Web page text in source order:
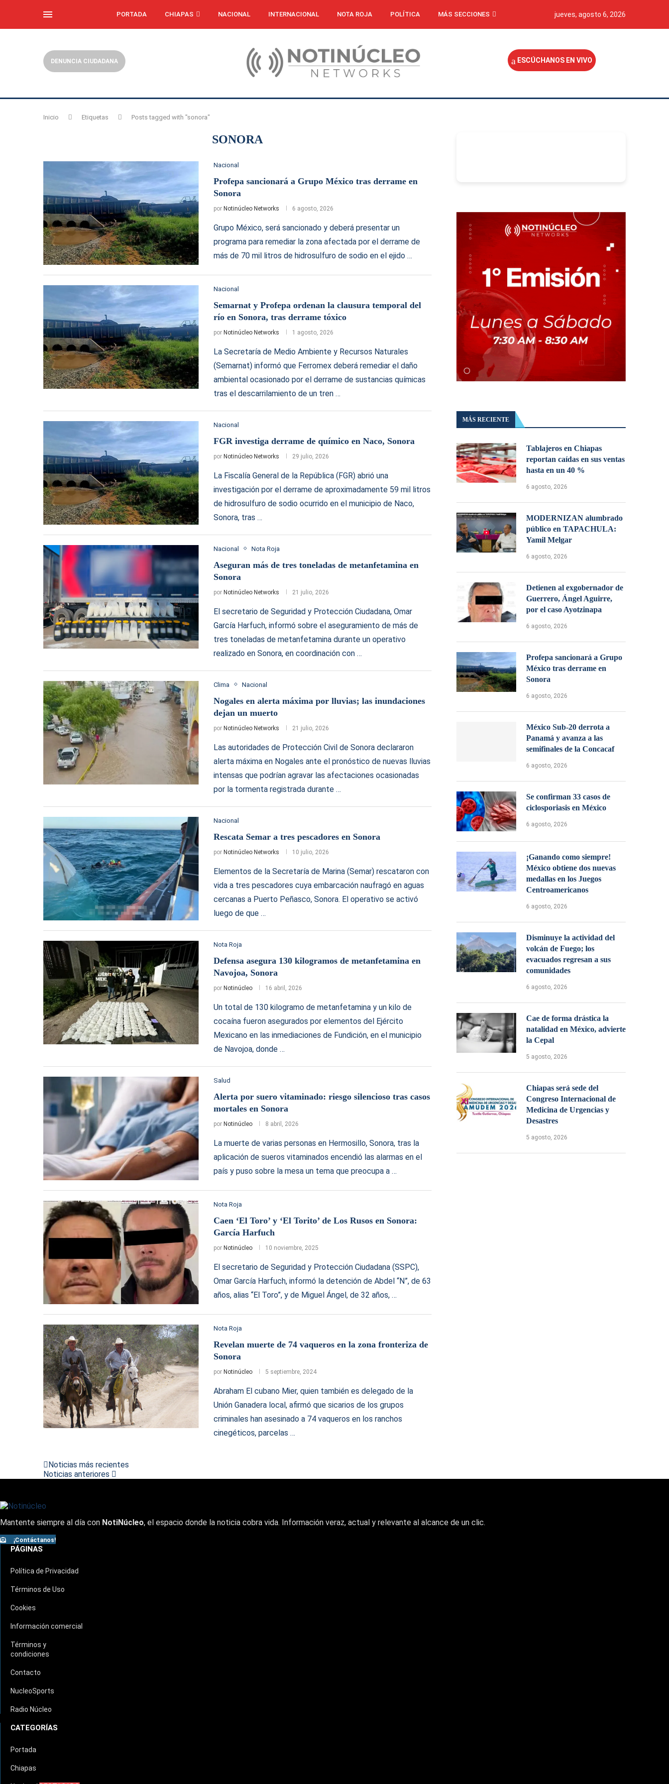
PORTADA CHIAPAS NACIONAL INTERNACIONAL NOTA ROJA POLÍTICA MÁS SECCIONES jueves, agosto 6, 2026
DENUNCIA CIUDADANA ESCÚCHANOS EN VIVO
Inicio Etiquetas Posts tagged with "sonora"
SONORA
Nacional
Profepa sancionará a Grupo México tras derrame en
Sonora
por Notinúcleo Networks 6 agosto, 2026
Grupo México, será sancionado y deberá presentar un
programa para remediar la zona afectada por el derrame de
más de 70 mil litros de hidrosulfuro de sodio en el ejido …
Nacional
Semarnat y Profepa ordenan la clausura temporal del
río en Sonora, tras derrame tóxico
por Notinúcleo Networks 1 agosto, 2026
La Secretaría de Medio Ambiente y Recursos Naturales
(Semarnat) informó que Ferromex deberá remediar el daño
ambiental ocasionado por el derrame de sustancias químicas
tras el descarrilamiento de un tren …
Nacional
FGR investiga derrame de químico en Naco, Sonora
por Notinúcleo Networks 29 julio, 2026
La Fiscalía General de la República (FGR) abrió una
investigación por el derrame de aproximadamente 59 mil litros
de hidrosulfuro de sodio ocurrido en el municipio de Naco,
Sonora, tras …
Nacional Nota Roja
Aseguran más de tres toneladas de metanfetamina en
Sonora
por Notinúcleo Networks 21 julio, 2026
El secretario de Seguridad y Protección Ciudadana, Omar
García Harfuch, informó sobre el aseguramiento de más de
tres toneladas de metanfetamina durante un operativo
realizado en Sonora, en coordinación con …
Clima Nacional
Nogales en alerta máxima por lluvias; las inundaciones
dejan un muerto
por Notinúcleo Networks 21 julio, 2026
Las autoridades de Protección Civil de Sonora declararon
alerta máxima en Nogales ante el pronóstico de nuevas lluvias
intensas que podrían agravar las afectaciones ocasionadas
por la tormenta registrada durante …
Nacional
Rescata Semar a tres pescadores en Sonora
por Notinúcleo Networks 10 julio, 2026
Elementos de la Secretaría de Marina (Semar) rescataron con
vida a tres pescadores cuya embarcación naufragó en aguas
cercanas a Puerto Peñasco, Sonora. El operativo se activó
luego de que …
Nota Roja
Defensa asegura 130 kilogramos de metanfetamina en
Navojoa, Sonora
por Notinúcleo 16 abril, 2026
Un total de 130 kilogramo de metanfetamina y un kilo de
cocaína fueron asegurados por elementos del Ejército
Mexicano en las inmediaciones de Fundición, en el municipio
de Navojoa, donde …
Salud
Alerta por suero vitaminado: riesgo silencioso tras casos
mortales en Sonora
por Notinúcleo 8 abril, 2026
La muerte de varias personas en Hermosillo, Sonora, tras la
aplicación de sueros vitaminados encendió las alarmas en el
país y puso sobre la mesa un tema que preocupa a …
Nota Roja
Caen ‘El Toro’ y ‘El Torito’ de Los Rusos en Sonora:
García Harfuch
por Notinúcleo 10 noviembre, 2025
El secretario de Seguridad y Protección Ciudadana (SSPC),
Omar García Harfuch, informó la detención de Abdel “N”, de 63
años, alias “El Toro”, y de Miguel Ángel, de 32 años, …
Nota Roja
Revelan muerte de 74 vaqueros en la zona fronteriza de
Sonora
por Notinúcleo 5 septiembre, 2024
Abraham El cubano Mier, quien también es delegado de la
Unión Ganadera local, afirmó que sicarios de los grupos
criminales han asesinado a 74 vaqueros en los ranchos
cinegéticos, parcelas …
Noticias más recientes
Noticias anteriores
MÁS RECIENTE
Tablajeros en Chiapas
reportan caídas en sus ventas
hasta en un 40 %
6 agosto, 2026
MODERNIZAN alumbrado
público en TAPACHULA:
Yamil Melgar
6 agosto, 2026
Detienen al exgobernador de
Guerrero, Ángel Aguirre,
por el caso Ayotzinapa
6 agosto, 2026
Profepa sancionará a Grupo
México tras derrame en
Sonora
6 agosto, 2026
México Sub-20 derrota a
Panamá y avanza a las
semifinales de la Concacaf
6 agosto, 2026
Se confirman 33 casos de
ciclosporiasis en México
6 agosto, 2026
¡Ganando como siempre!
México obtiene dos nuevas
medallas en los Juegos
Centroamericanos
6 agosto, 2026
Disminuye la actividad del
volcán de Fuego; los
evacuados regresan a sus
comunidades
6 agosto, 2026
Cae de forma drástica la
natalidad en México, advierte
la Cepal
5 agosto, 2026
Chiapas será sede del
Congreso Internacional de
Medicina de Urgencias y
Desastres
5 agosto, 2026
Mantente siempre al día con NotiNúcleo, el espacio donde la noticia cobra vida. Información veraz, actual y relevante al alcance de un clic.
¡Contáctanos!
PÁGINAS
Política de Privacidad
Términos de Uso
Cookies
Información comercial
Términos y
condiciones
Contacto
NucleoSports
Radio Núcleo
CATEGORÍAS
Portada
Chiapas